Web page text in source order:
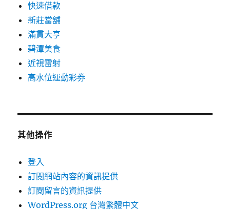
快速借款
新莊當舖
滿貫大亨
碧潭美食
近視雷射
高水位運動彩券
其他操作
登入
訂閱網站內容的資訊提供
訂閱留言的資訊提供
WordPress.org 台灣繁體中文